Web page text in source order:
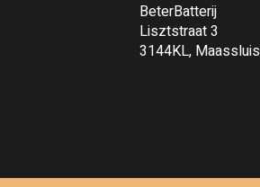
BeterBatterij
Lisztstraat 3
3144KL, Maassluis